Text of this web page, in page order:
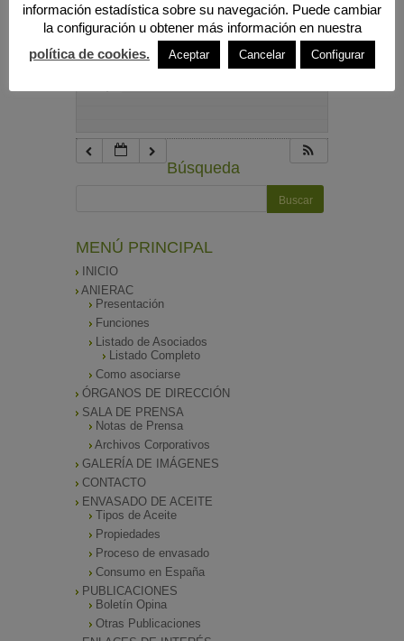
10:00 pm
Búsqueda
MENÚ PRINCIPAL
INICIO
ANIERAC
Presentación
Funciones
Listado de Asociados
Listado Completo
Como asociarse
ÓRGANOS DE DIRECCIÓN
SALA DE PRENSA
Notas de Prensa
Archivos Corporativos
GALERÍA DE IMÁGENES
CONTACTO
ENVASADO DE ACEITE
Tipos de Aceite
Propiedades
Proceso de envasado
Consumo en España
PUBLICACIONES
Boletín Opina
Otras Publicaciones
información estadística sobre su navegación. Puede cambiar
la configuración u obtener más información en nuestra
política de cookies.
Aceptar Cancelar Configurar